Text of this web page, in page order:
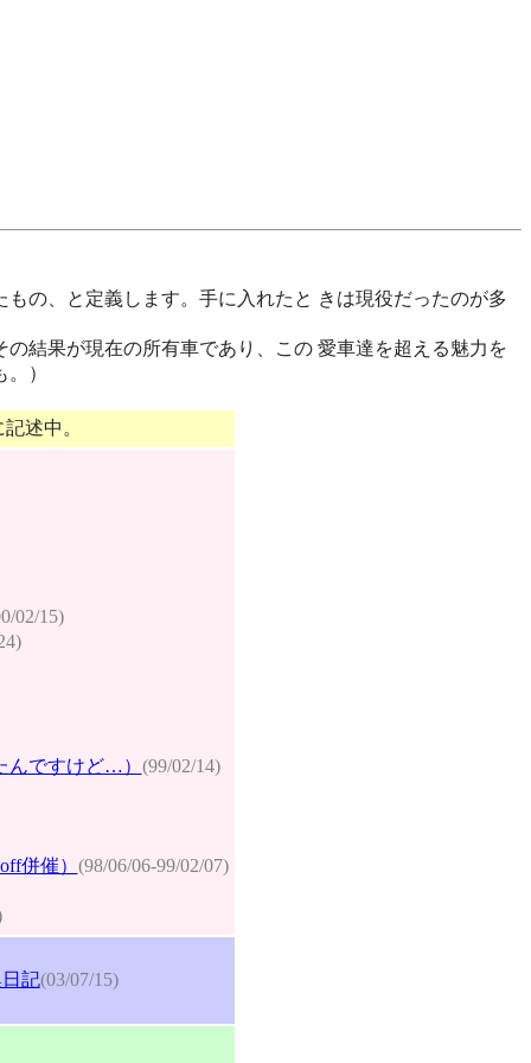
の、と定義します。手に入れたと きは現役だったのが多
結果が現在の所有車であり、この 愛車達を超える魅力を
）
述中。
02/15)
んですけど…） (99/02/14)
併催） (98/06/06-99/02/07)
記(03/07/15)